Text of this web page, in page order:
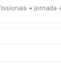
• jornada